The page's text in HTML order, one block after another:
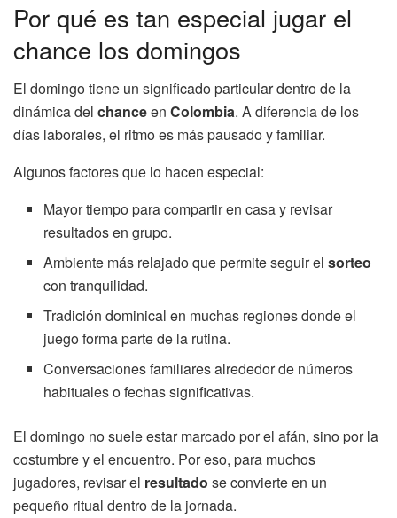
Por qué es tan especial jugar el
chance los domingos
El domingo tiene un significado particular dentro de la
dinámica del chanceen Colombia. A diferencia de los
días laborales, el ritmo es más pausado y familiar.
Algunos factores que lo hacen especial:
Mayor tiempo para compartir en casa y revisar
resultados en grupo.
Ambiente más relajado que permite seguir elsorteo
con tranquilidad.
Tradición dominical en muchas regiones donde el
juego forma parte de la rutina.
Conversaciones familiares alrededor de números
habituales o fechas significativas.
El domingo no suele estar marcado por el afán, sino por la
costumbre y el encuentro. Por eso, para muchos
jugadores, revisar el resultado se convierte en un
pequeño ritual dentro de la jornada.